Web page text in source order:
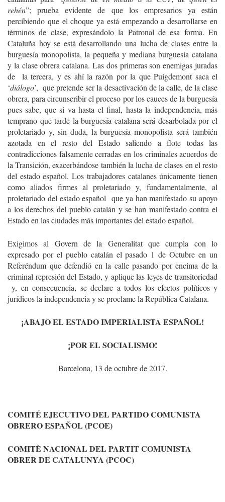
rehén”; prueba evidente de que los empresarios ya están
percibiendo que el choque ya está empezando a desarrollarse en
términos de clase, expresándolo la Patronal de esa forma. En
Cataluña hoy se está desarrollando una lucha de clases entre la
burguesía monopolista, la pequeña y mediana burguesía catalana
y la clase obrera catalana. Las dos primeras son enemigas juradas
de la tercera, y es ahí la razón por la que Puigdemont saca el
‘diálogo’, que pretende ser la desactivación de la calle, de la clase
obrera, para circunscribir el proceso por los cauces de la burguesía
pues sabe, que si va hasta el final, hasta la independencia, más
temprano que tarde la burguesía catalana será desarbolada por el
proletariado y, sin duda, la burguesía monopolista será también
azotada en el resto del Estado saliendo a flote todas las
contradicciones falsamente cerradas en los criminales acuerdos de
la Transición, exacerbándose también la lucha de clases en el resto
del estado español. Los trabajadores catalanes únicamente tienen
como aliados firmes al proletariado y, fundamentalmente, al
proletariado del estado español que ya han manifestado su apoyo
a los derechos del pueblo catalán y se han manifestado contra el
Estado en las ciudades más importantes del estado español.
Exigimos al Govern de la Generalitat que cumpla con lo
expresado por el pueblo catalán el pasado 1 de Octubre en un
Referéndum que defendió en la calle pasando por encima de la
criminal represión del Estado, y aplique las leyes de transitoriedad
y, en consecuencia, se declare a todos los efectos políticos y
jurídicos la independencia y se proclame la República Catalana.
¡ABAJO EL ESTADO IMPERIALISTA ESPAÑOL!
¡POR EL SOCIALISMO!
Barcelona, 13 de octubre de 2017.
COMITÉ EJECUTIVO DEL PARTIDO COMUNISTA
OBRERO ESPAÑOL (PCOE)
COMITÈ NACIONAL DEL PARTIT COMUNISTA
OBRER DE CATALUNYA (PCOC)